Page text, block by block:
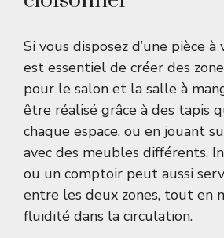
Si vous disposez d’une pièce
est essentiel de créer des
pour le salon et la salle à
être réalisé grâce à des tapis
chaque espace, ou en jouant
avec des meubles différents.
ou un comptoir peut aussi
entre les deux zones, tout en
fluidité dans la circulation.